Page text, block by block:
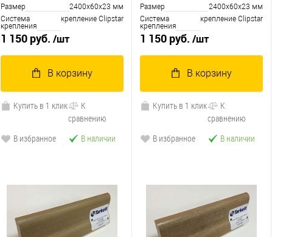
Размер
2400х60х23 мм
Система
крепления
крепление Clipstar
1 150 руб. /шт
В корзину
Купить в 1 клик
К
сравнению
В избранное
В наличии
Размер
2400х60х23 мм
Система
крепления
крепление Clipstar
1 150 руб. /шт
В корзину
Купить в 1 клик
К
сравнению
В избранное
В наличии